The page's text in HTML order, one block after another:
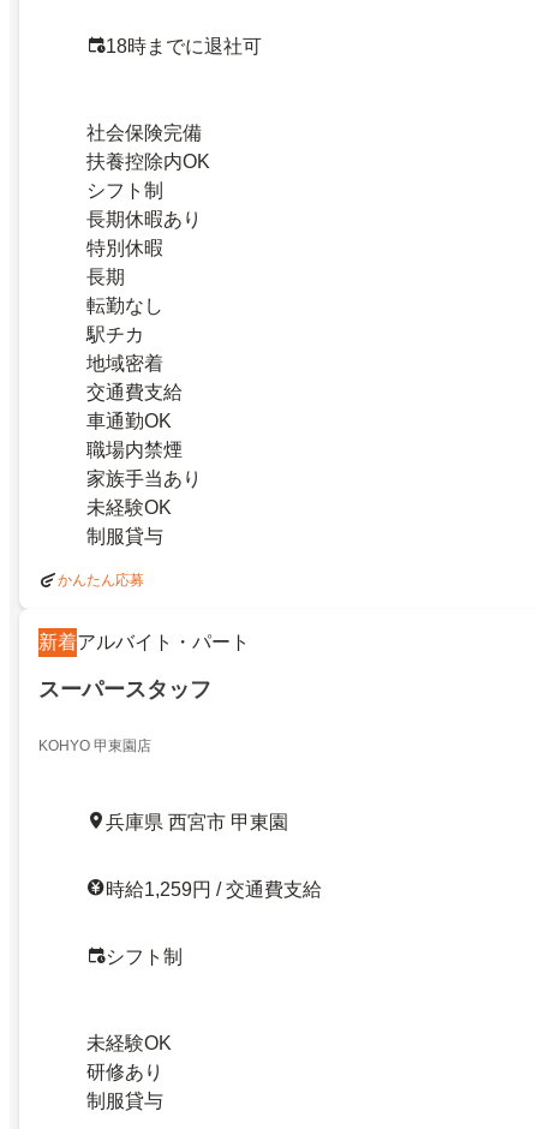
18時までに退社可
社会保険完備
扶養控除内OK
シフト制
長期休暇あり
特別休暇
長期
転勤なし
駅チカ
地域密着
交通費支給
車通勤OK
職場内禁煙
家族手当あり
未経験OK
制服貸与
かんたん応募
新着アルバイト・パート
スーパースタッフ
KOHYO 甲東園店
兵庫県 西宮市 甲東園
時給1,259円 / 交通費支給
シフト制
未経験OK
研修あり
制服貸与